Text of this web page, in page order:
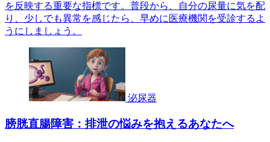
を反映する重要な指標です。普段から、自分の尿量に気を配
り、少しでも異常を感じたら、早めに医療機関を受診するよ
うにしましょう。
泌尿器
膀胱直腸障害：排泄の悩みを抱えるあなたへ